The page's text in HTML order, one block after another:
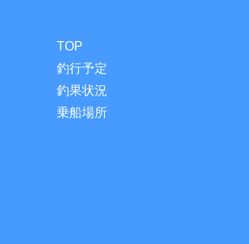
TOP
釣行予定
釣果状況
乗船場所